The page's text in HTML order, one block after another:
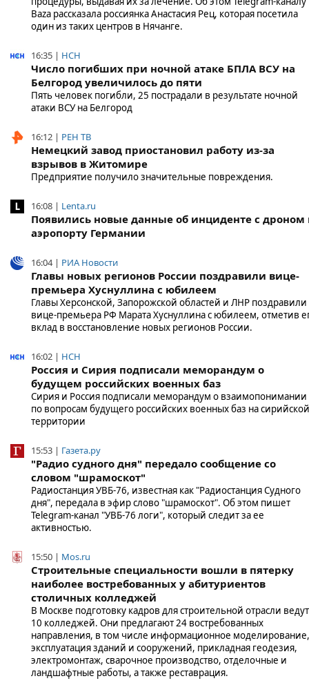
Baza рассказала россиянка Анастасия Рец, которая посетила
один из таких центров в Нячанге.
16:35 | НСН
Число погибших при ночной атаке БПЛА ВСУ на
Белгород увеличилось до пяти
Пять человек погибли, 25 пострадали в результате ночной
атаки ВСУ на Белгород
16:12 | РЕН ТВ
Немецкий завод приостановил работу из-за
взрывов в Житомире
Предприятие получило значительные повреждения.
16:08 | Lenta.ru
Появились новые данные об инциденте с дроном
аэропорту Германии
16:04 | РИА Новости
Главы новых регионов России поздравили вице-
премьера Хуснуллина с юбилеем
Главы Херсонской, Запорожской областей и ЛНР поздравили
вице-премьера РФ Марата Хуснуллина с юбилеем, отметив
вклад в восстановление новых регионов России.
16:02 | НСН
Россия и Сирия подписали меморандум о
будущем российских военных баз
Сирия и Россия подписали меморандум о взаимопонимании
по вопросам будущего российских военных баз на сирийской
территории
15:53 | Газета.ру
"Радио судного дня" передало сообщение со
словом "шрамоскот"
Радиостанция УВБ-76, известная как "Радиостанция Судного
дня", передала в эфир слово "шрамоскот". Об этом пишет
Telegram-канал "УВБ-76 логи", который следит за ее
активностью.
15:50 | Mos.ru
Строительные специальности вошли в пятерку
наиболее востребованных у абитуриентов
столичных колледжей
В Москве подготовку кадров для строительной отрасли ведут
10 колледжей. Они предлагают 24 востребованных
направления, в том числе информационное моделирование,
эксплуатация зданий и сооружений, прикладная геодезия,
электромонтаж, сварочное производство, отделочные и
ландшафтные работы, а также реставрация.